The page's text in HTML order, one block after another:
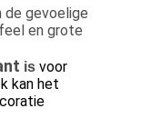
de gevoelige
en grote
is voor
kan het